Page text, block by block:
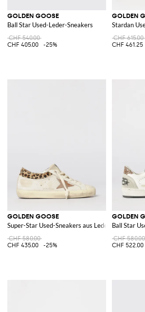
GOLDEN GOOSE
Ball Star Used-Leder-Sneakers
CHF 540.00
CHF 405.00
-25%
GOLDEN
Stardan
CHF 615.00
CHF 461.25
GOLDEN GOOSE
Super-Star Used-Sneakers aus Leder und
CHF 580.00
CHF 435.00
-25%
GOLDEN
Ball Star
CHF 580.00
CHF 522.00